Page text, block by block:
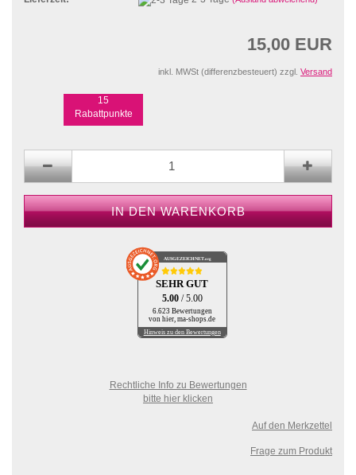
15,00 EUR
inkl. MWSt (differenzbesteuert) zzgl. Versand
15
Rabattpunkte
AUSGEZEICHNET.org
SEHR GUT
5.00 / 5.00
6.623 Bewertungen
von hier, ma-shops.de
Hinweis zu den Bewertungen
Rechtliche Info zu Bewertungen
bitte hier klicken
Auf den Merkzettel
Frage zum Produkt